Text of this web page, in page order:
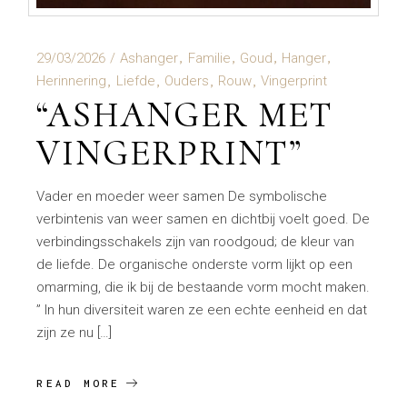
29/03/2026 Ashanger Familie Goud
Hanger
Herinnering
Liefde Ouders Rouw Vingerprint
“ASHANGER MET
VINGERPRINT”
Vader en moeder weer samen De symbolische
verbintenis van weer samen en dichtbij voelt goed. De
verbindingsschakels zijn van roodgoud; de kleur van
de liefde. De organische onderste vorm lijkt op een
omarming, die ik bij de bestaande vorm mocht maken.
” In hun diversiteit waren ze een echte eenheid en dat
zijn ze nu […]
READ MORE